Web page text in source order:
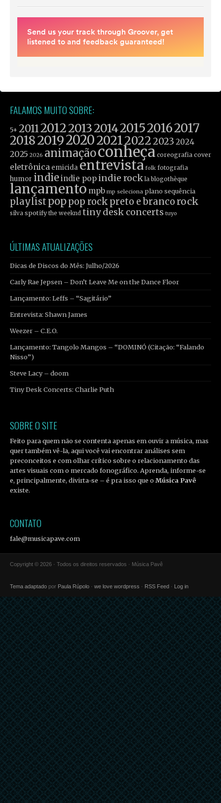
FALAMOS MUITO SOBRE:
5+ 2011201220132014201520162017
201820192020202120222023 2024
2025 2026 animaçãoconheça coreografia cover
eletrônica emicida entrevista folk fotografia
humor indieindie pop indie rock la blogothèque
lançamento mpb mp seleciona plano sequência
playlist poppop rock preto e branco rock
silva spotify the weeknd tiny desk concerts tuyo
ÚLTIMAS ATUALIZAÇÕES
Dicas de Discos do Mês: Julho/2026
Carly Rae Jepsen – Don’t Leave Me on the Dance Floor
Lançamento: Leffs – “Sagitário”
Entrevista: Shawn James
Weezer – C.E.O.
Lançamento: Tangolo Mangos – “DOMINÓ (Citação: “Falando
Nisso”)
Steve Lacy – doom
Tiny Desk Concerts: Charlie Puth
SOBRE O SITE
Feito para quem não se contenta apenas em ouvir a música, mas
quer também vê-la, aqui você vai encontrar análises sem
preconceitos e com olhar crítico sobre o relacionamento das
artes visuais com o mercado fonográfico. Aprenda, informe-se
e, principalmente, divirta-se – é pra isso que oMúsica Pavê
existe.
CONTATO
fale@musicapave.com
Copyright © 2026 · Todos os direitos reservados · Música Pavê
Tema adaptado por Paula Rúpolo · we love wordpress · RSS Feed · Log in